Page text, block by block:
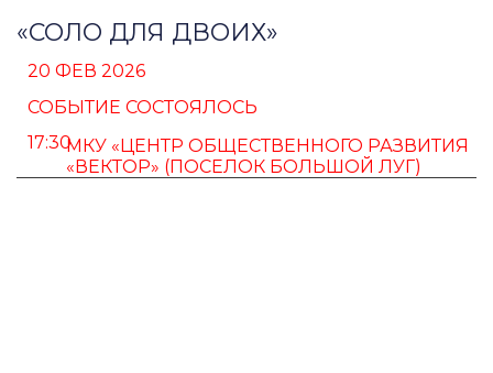
«СОЛО ДЛЯ ДВОИХ»
20 ФЕВ 2026
СОБЫТИЕ СОСТОЯЛОСЬ
17:30МКУ «ЦЕНТР ОБЩЕСТВЕННОГО РАЗВИТИЯ
«ВЕКТОР» (ПОСЕЛОК БОЛЬШОЙ ЛУГ)